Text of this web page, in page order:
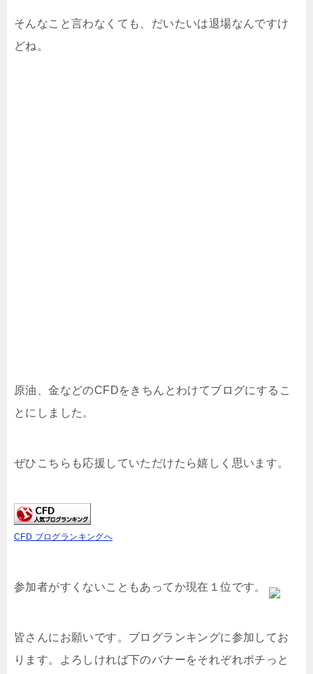
そんなこと言わなくても、だいたいは退場なんですけ
どね。
原油、金などのCFDをきちんとわけてブログにするこ
とにしました。
ぜひこちらも応援していただけたら嬉しく思います。
CFD ブログランキングへ
参加者がすくないこともあってか現在１位です。
皆さんにお願いです。ブログランキングに参加してお
ります。よろしければ下のバナーをそれぞれポチっと